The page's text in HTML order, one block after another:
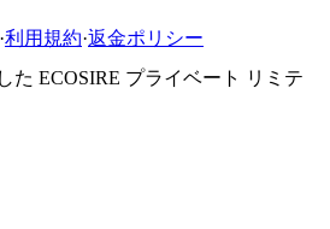
·利用規約·返金ポリシー
た ECOSIRE プライベート リミテ